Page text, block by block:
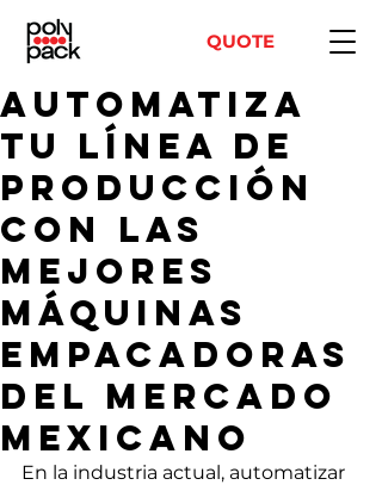
QUOTE
Automatiza
tu línea de
producción
con las
mejores
máquinas
empacadoras
del mercado
mexicano
En la industria actual, automatizar